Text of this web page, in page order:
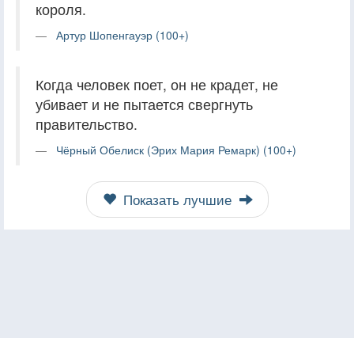
короля.
Артур Шопенгауэр (100+)
Когда человек поет, он не крадет, не
убивает и не пытается свергнуть
правительство.
Чёрный Обелиск (Эрих Мария Ремарк) (100+)
Показать лучшие